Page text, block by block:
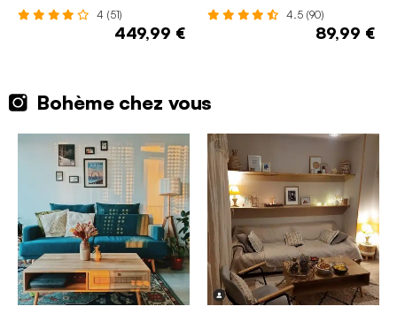
4 (51)
449,99 €
4.5 (90)
89,99 €
Bohème chez vous